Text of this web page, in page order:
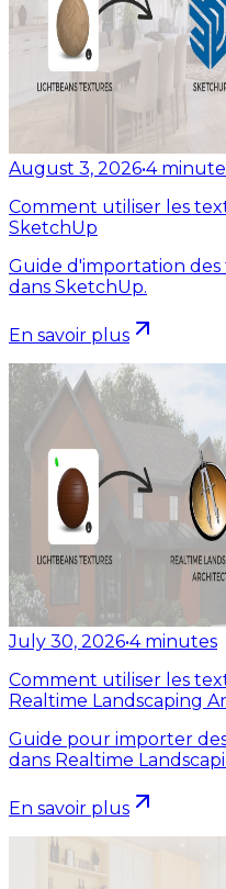
August 3, 2026•4
Comment utiliser les
SketchUp
Guide d'importation
dans SketchUp.
En savoir plus
July 30, 2026•4 minutes
Comment utiliser les
Realtime Landscaping
Guide pour importer
dans Realtime
En savoir plus